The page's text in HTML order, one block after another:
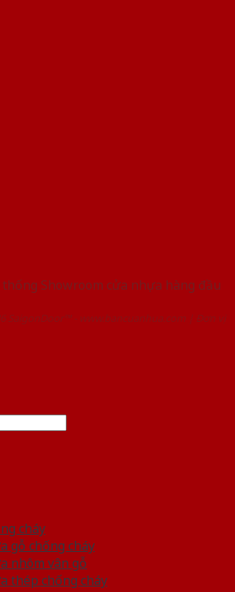
thống Showroom cửa nhựa hàng đầu
SaigonDoor™ - www.bancuanhua.com | Đơn vị
cháy
gỗ chống cháy
nhôm vân gỗ
thép chống cháy